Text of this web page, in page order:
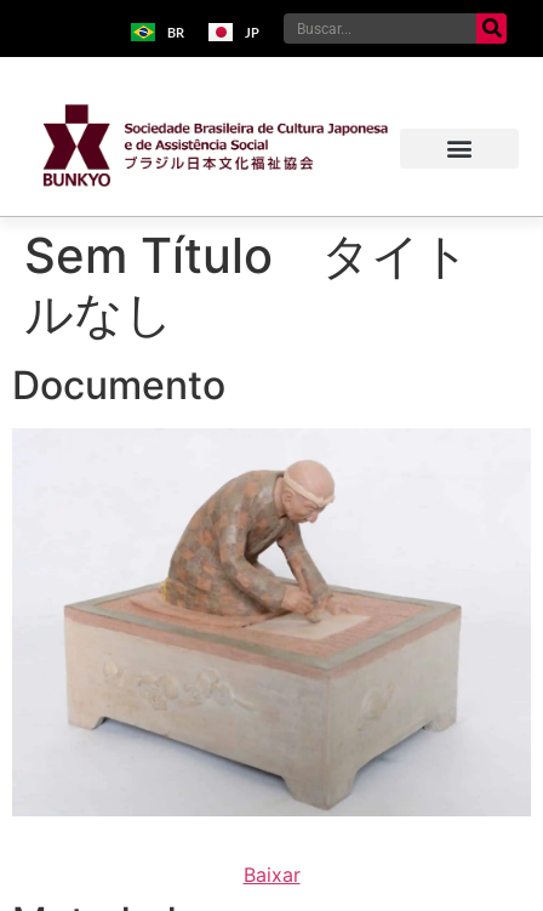
BR JP
Sem Título タイト
ルなし
Documento
Baixar